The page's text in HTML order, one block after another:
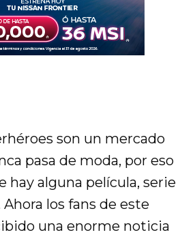
son un mercado
pasa de moda, por eso
hay alguna película, serie
los fans de este
una enorme noticia